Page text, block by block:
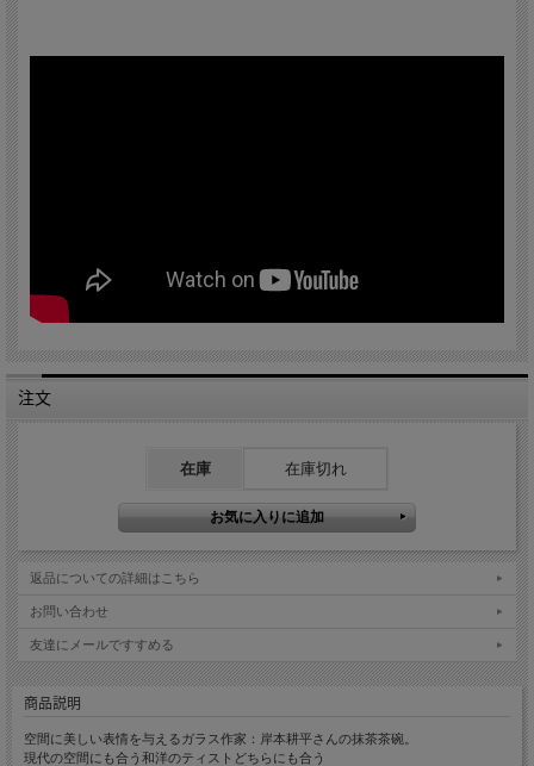
注文
在庫 在庫切れ
返品についての詳細はこちら
お問い合わせ
友達にメールですすめる
商品説明
空間に美しい表情を与えるガラス作家：岸本耕平さんの抹茶茶碗。
現代の空間にも合う和洋のティストどちらにも合う